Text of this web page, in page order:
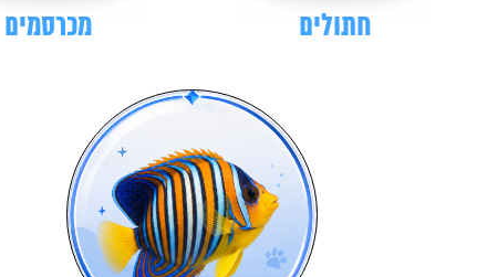
חתולים מכרסמים